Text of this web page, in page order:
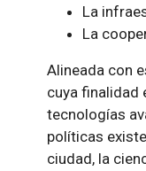
La
La
Alineada con
cuya finalidad
tecnologías
políticas
ciudad, la